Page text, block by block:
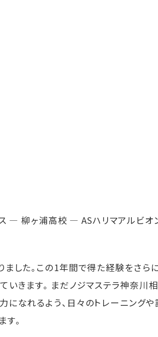
― 柳ヶ浦高校 ― ASハリマアルビオ
した。この1年間で得た経験をさら
いきます。 まだノジマステラ神奈川
になれるよう、日々のトレーニング
。